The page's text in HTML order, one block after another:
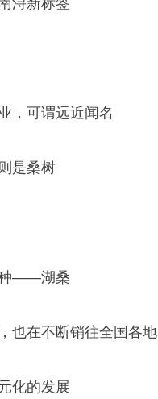
浔新标签
，可谓远近闻名
是桑树
种——湖桑
也在不断销往全国各地
化的发展